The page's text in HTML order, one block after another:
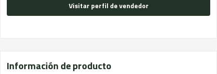
Visitar perfil de vendedor
Información de producto